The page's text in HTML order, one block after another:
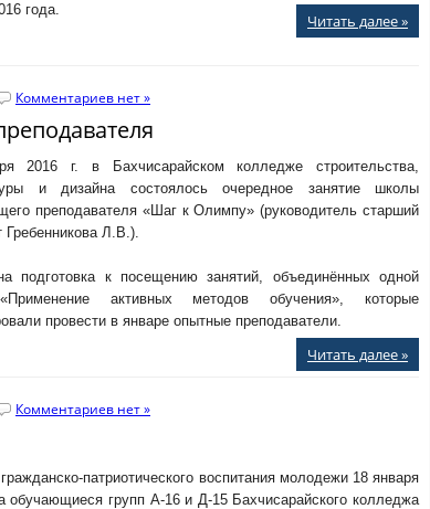
года.
Читать далее »
Комментариев нет »
2016 г. в Бахчисарайском колледже строительства,
и дизайна состоялось очередное занятие школы
преподавателя «Шаг к Олимпу» (руководитель старший
Гребенникова Л.В.).
подготовка к посещению занятий, объединённых одной
активных методов обучения», которые
провести в январе опытные преподаватели.
Читать далее »
Комментариев нет »
патриотического воспитания молодежи 18 января
обучающиеся групп А-16 и Д-15 Бахчисарайского колледжа